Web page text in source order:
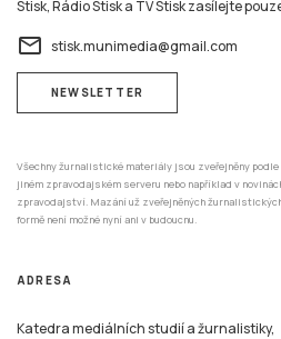
Stisk, Rádio Stisk a TV Stisk zasílejte
email stisk.munimedia@gmail.com
NEWSLETTER
Všechny žurnalistické materiály jsou zveřejněny
jiném zpravodajském serveru nebo například v
zpravodajství. Mazání už zveřejněných
formě není možné nyní ani v budoucnu.
ADRESA
Katedra mediálních studií a žurnalistiky,